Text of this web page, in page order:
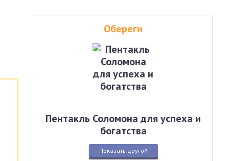
Обереги
Пентакль Соломона для успеха и
богатства
Показать другой